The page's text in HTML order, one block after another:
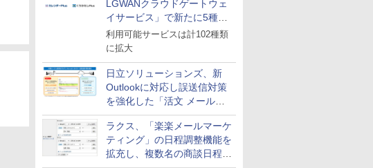
LGWANクラウドゲートウェ
イサービス」で新たに5種類
のサービスと連携開始
利用可能サービスは計102種類
に拡大
日立ソリューションズ、新
Outlookに対応し誤送信対策
を強化した「活文 メール誤
送信防止アドインサービス」
を提供
ラクス、「楽楽メールマーケ
ティング」の日程調整機能を
拡充し、複数名の商談日程調